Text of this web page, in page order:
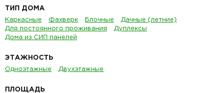
ТИП ДОМА
Каркасные Фахверк Блочные
Дачные (летние)
Для постоянного проживания
Дуплексы
Дома из СИП панелей
ЭТАЖНОСТЬ
Одноэтажные Двухэтажные
ПЛОЩАДЬ